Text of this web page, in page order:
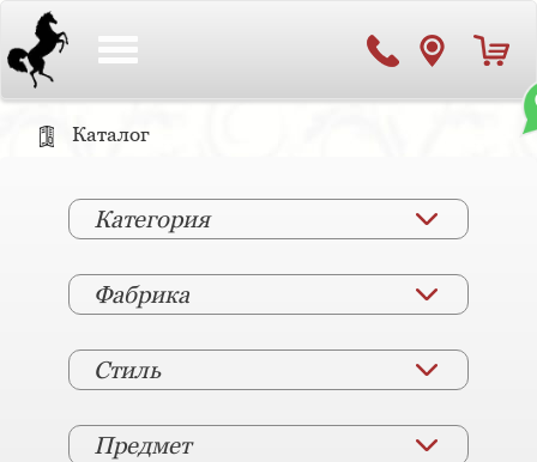
Каталог
Категория
Фабрика
Стиль
Предмет